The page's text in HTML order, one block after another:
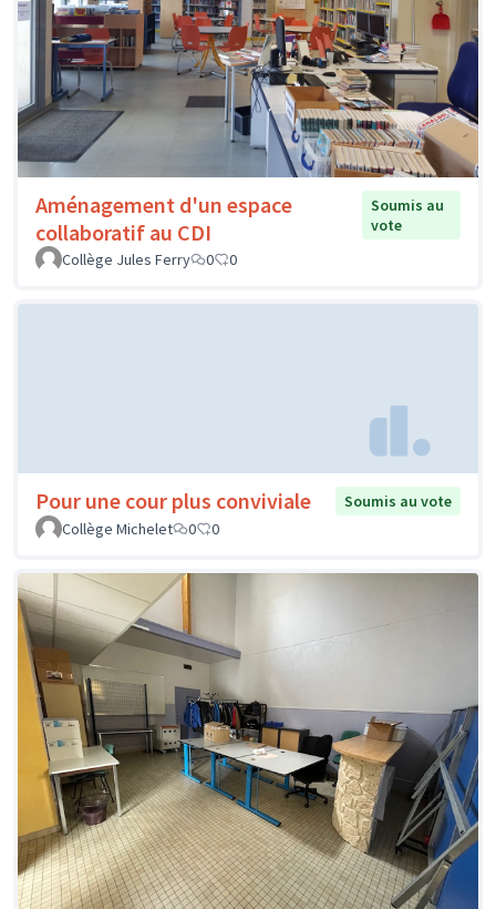
Aménagement d'un espace
collaboratif au CDI
Soumis au
vote
Collège Jules Ferry
0 0
Pour une cour plus conviviale
Soumis au vote
Collège Michelet
0 0